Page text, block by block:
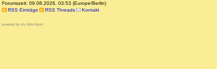
Forumszeit: 09.08.2026, 03:53 (Europe/Berlin)
RSS Einträge
RSS Threads Kontakt
powered by my little forum